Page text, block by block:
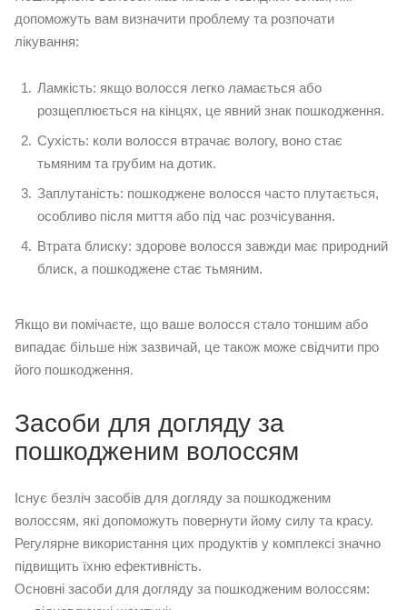
допоможуть вам визначити проблему та розпочати
лікування:
Ламкість: якщо волосся легко ламається або
розщеплюється на кінцях, це явний знак пошкодження.
Сухість: коли волосся втрачає вологу, воно стає
тьмяним та грубим на дотик.
Заплутаність: пошкоджене волосся часто плутається,
особливо після миття або під час розчісування.
Втрата блиску: здорове волосся завжди має природний
блиск, а пошкоджене стає тьмяним.
Якщо ви помічаєте, що ваше волосся стало тоншим або
випадає більше ніж зазвичай, це також може свідчити про
його пошкодження.
Засоби для догляду за
пошкодженим волоссям
Існує безліч засобів для догляду за пошкодженим
волоссям, які допоможуть повернути йому силу та красу.
Регулярне використання цих продуктів у комплексі значно
підвищить їхню ефективність.
Основні засоби для догляду за пошкодженим волоссям: